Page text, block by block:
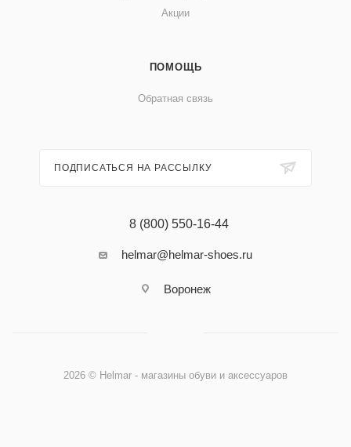
Акции
ПОМОЩЬ
Обратная связь
ПОДПИСАТЬСЯ НА РАССЫЛКУ
8 (800) 550-16-44
helmar@helmar-shoes.ru
Воронеж
2026 © Helmar - магазины обуви и аксессуаров